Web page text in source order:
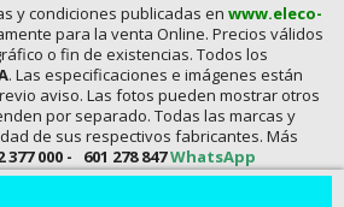
y condiciones publicadas en www.eleco-
para la venta Online. Precios válidos
o fin de existencias. Todos los
. Las especificaciones e imágenes están
aviso. Las fotos pueden mostrar otros
por separado. Todas las marcas y
de sus respectivos fabricantes. Más
377 000 - 601 278 847WhatsApp